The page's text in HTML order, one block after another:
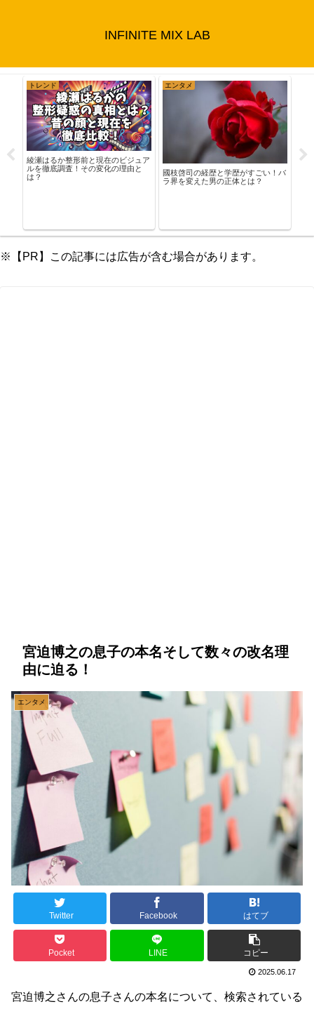
INFINITE MIX LAB
予
トレンド
綾瀬はるか整形前と現在のビジュア
ルを徹底調査！その変化の理由と
は？
エンタメ
國枝啓司の経歴と学歴がすごい！バ
ラ界を変えた男の正体とは？
オ
※【PR】この記事には広告が含む場合があります。
宮迫博之の息子の本名そして数々の改名理
由に迫る！
エンタメ
Twitter Facebook はてブ
Pocket LINE コピー
2025.06.17
宮迫博之さんの息子さんの本名について、検索されている